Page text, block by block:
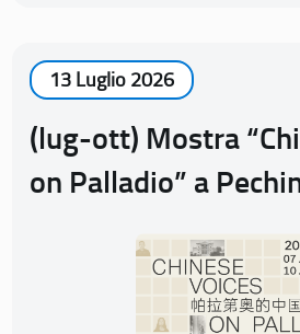
13 Luglio 2026
(lug-ott) Mostra
on Palladio” a